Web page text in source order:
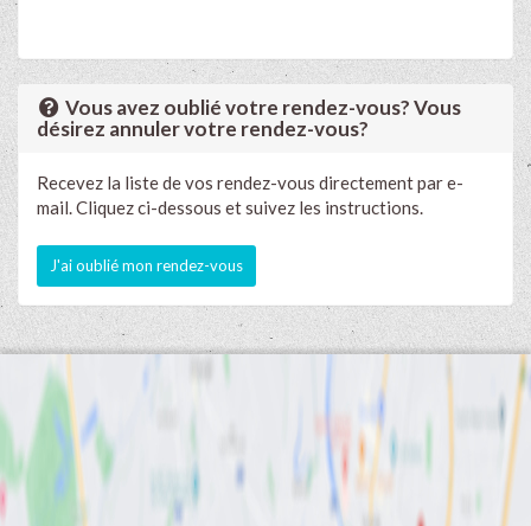
Vous avez oublié votre rendez-vous? Vous
désirez annuler votre rendez-vous?
Recevez la liste de vos rendez-vous directement par e-
mail. Cliquez ci-dessous et suivez les instructions.
J'ai oublié mon rendez-vous